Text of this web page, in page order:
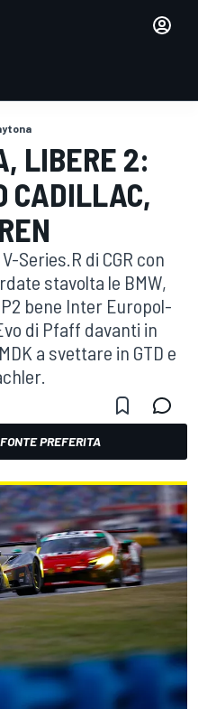
LIBERE 2:
CADILLAC,
Series.R di CGR con
stavolta le BMW,
bene Inter Europol-
di Pfaff davanti in
a svettare in GTD e
PREFERITA